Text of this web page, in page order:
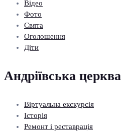
Відео
Фото
Свята
Оголошення
Діти
Андріївська церква
Віртуальна екскурсія
Історія
Ремонт і реставрація